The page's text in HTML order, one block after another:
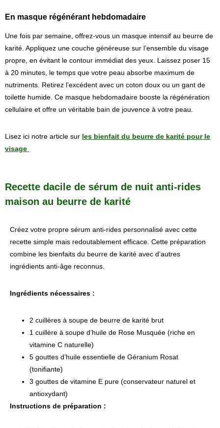
En masque régénérant hebdomadaire
Une fois par semaine, offrez-vous un masque intensif au beurre de
karité. Appliquez une couche généreuse sur l’ensemble du visage
propre, en évitant le contour immédiat des yeux. Laissez poser 15
à 20 minutes, le temps que votre peau absorbe maximum de
nutriments. Retirez l’excédent avec un coton doux ou un gant de
toilette humide. Ce masque hebdomadaire booste la régénération
cellulaire et offre un véritable bain de jouvence à votre peau.
Lisez ici notre article sur les bienfait du beurre de karité pour le
visage
Recette dacile de sérum de nuit anti-rides
maison au beurre de karité
Créez votre propre sérum anti-rides personnalisé avec cette
recette simple mais redoutablement efficace. Cette préparation
combine les bienfaits du beurre de karité avec d’autres
ingrédients anti-âge reconnus.
Ingrédients nécessaires :
2 cuillères à soupe de beurre de karité brut
1 cuillère à soupe d’huile de Rose Musquée (riche en
vitamine C naturelle)
5 gouttes d’huile essentielle de Géranium Rosat
(tonifiante)
3 gouttes de vitamine E pure (conservateur naturel et
antioxydant)
Instructions de préparation :